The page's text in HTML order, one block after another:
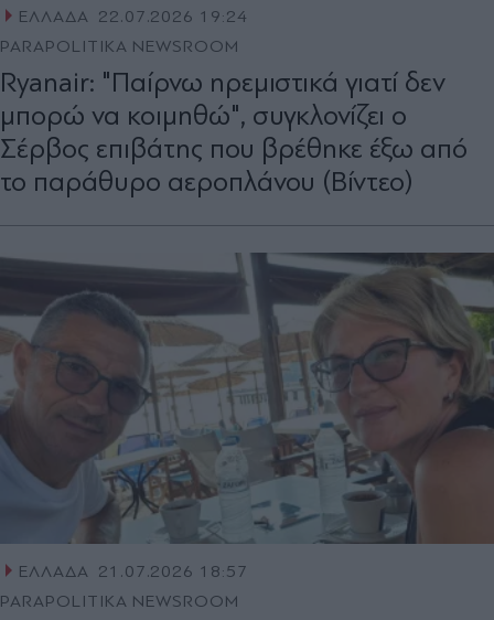
ΕΛΛΑΔΑ 22.07.2026 19:24
PARAPOLITIKA NEWSROOM
Ryanair: "Παίρνω ηρεμιστικά γιατί δεν
μπορώ να κοιμηθώ", συγκλονίζει ο
Σέρβος επιβάτης που βρέθηκε έξω από
το παράθυρο αεροπλάνου (Βίντεο)
ΕΛΛΑΔΑ 21.07.2026 18:57
PARAPOLITIKA NEWSROOM